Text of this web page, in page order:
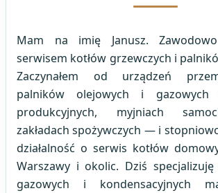
Mam na imię Janusz.
serwisem kotłów grzewczych i
Zaczynałem od urządzeń
palników olejowych i gazowych
produkcyjnych, myjniach
zakładach spożywczych — i
działalność o serwis kotłów
Warszawy i okolic. Dziś
gazowych i kondensacyjnych